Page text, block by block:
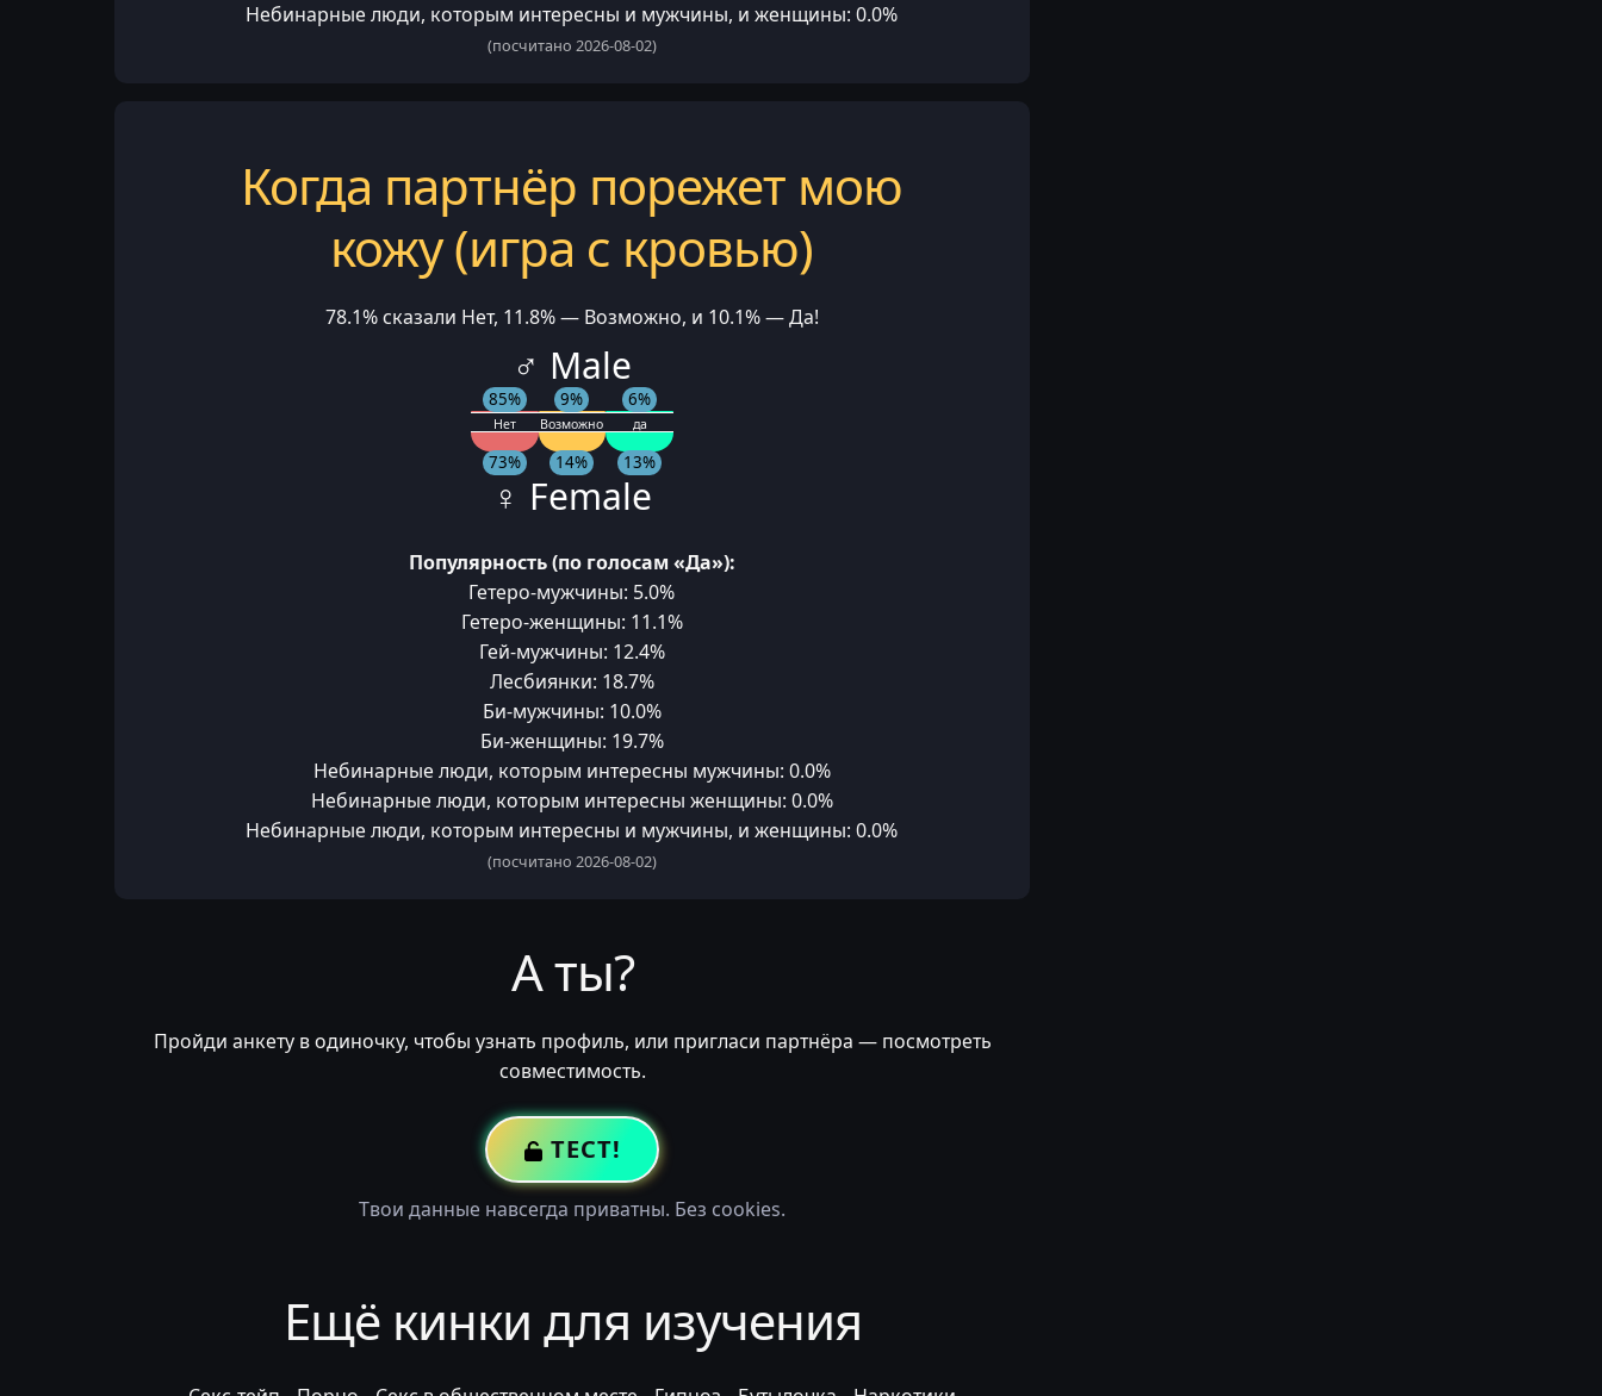
Небинарные люди, которым интересны и мужчины, и женщины: 0.0%
(посчитано 2026-08-02)
Когда партнёр порежет мою
кожу (игра с кровью)
78.1% сказали Нет, 11.8% — Возможно, и 10.1% — Да!
♂ Male
Нет
85%
Возможно
9%
да
6%
73% 14% 13%
♀ Female
Популярность (по голосам «Да»):
Гетеро-мужчины: 5.0%
Гетеро-женщины: 11.1%
Гей-мужчины: 12.4%
Лесбиянки: 18.7%
Би-мужчины: 10.0%
Би-женщины: 19.7%
Небинарные люди, которым интересны мужчины: 0.0%
Небинарные люди, которым интересны женщины: 0.0%
Небинарные люди, которым интересны и мужчины, и женщины: 0.0%
(посчитано 2026-08-02)
А ты?
Пройди анкету в одиночку, чтобы узнать профиль, или пригласи партнёра — посмотреть
совместимость.
ТЕСТ!
Твои данные навсегда приватны. Без cookies.
Ещё кинки для изучения